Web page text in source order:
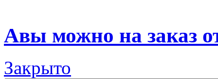
Авы можно на заказ
Закрыто